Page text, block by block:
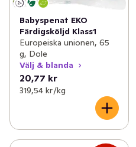
Babyspenat EKO
Färdigsköljd Klass1
Europeiska unionen, 65
g, Dole
Välj & blanda
20,77 kr
319,54 kr /kg